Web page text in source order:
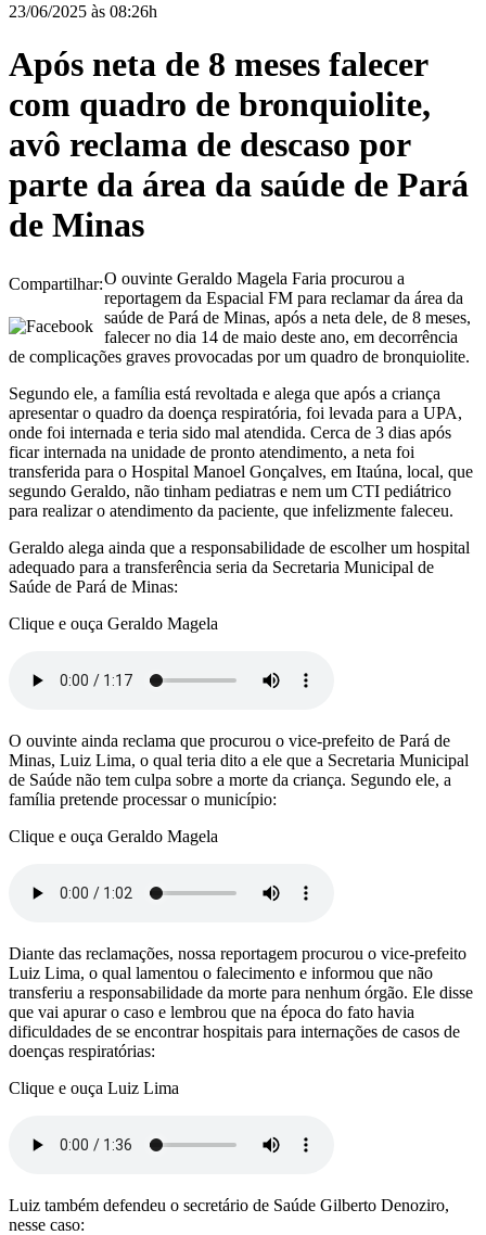
23/06/2025 às 08:26h
Após neta de 8 meses falecer
com quadro de bronquiolite,
avô reclama de descaso por
parte da área da saúde de Pará
de Minas
Compartilhar:O ouvinte Geraldo Magela Faria procurou a
reportagem da Espacial FM para reclamar da área da
saúde de Pará de Minas, após a neta dele, de 8 meses,
falecer no dia 14 de maio deste ano, em decorrência
de complicações graves provocadas por um quadro de bronquiolite.
Segundo ele, a família está revoltada e alega que após a criança
apresentar o quadro da doença respiratória, foi levada para a UPA,
onde foi internada e teria sido mal atendida. Cerca de 3 dias após
ficar internada na unidade de pronto atendimento, a neta foi
transferida para o Hospital Manoel Gonçalves, em Itaúna, local, que
segundo Geraldo, não tinham pediatras e nem um CTI pediátrico
para realizar o atendimento da paciente, que infelizmente faleceu.
Geraldo alega ainda que a responsabilidade de escolher um hospital
adequado para a transferência seria da Secretaria Municipal de
Saúde de Pará de Minas:
Clique e ouça Geraldo Magela
O ouvinte ainda reclama que procurou o vice-prefeito de Pará de
Minas, Luiz Lima, o qual teria dito a ele que a Secretaria Municipal
de Saúde não tem culpa sobre a morte da criança. Segundo ele, a
família pretende processar o município:
Clique e ouça Geraldo Magela
Diante das reclamações, nossa reportagem procurou o vice-prefeito
Luiz Lima, o qual lamentou o falecimento e informou que não
transferiu a responsabilidade da morte para nenhum órgão. Ele disse
que vai apurar o caso e lembrou que na época do fato havia
dificuldades de se encontrar hospitais para internações de casos de
doenças respiratórias:
Clique e ouça Luiz Lima
Luiz também defendeu o secretário de Saúde Gilberto Denoziro,
nesse caso: